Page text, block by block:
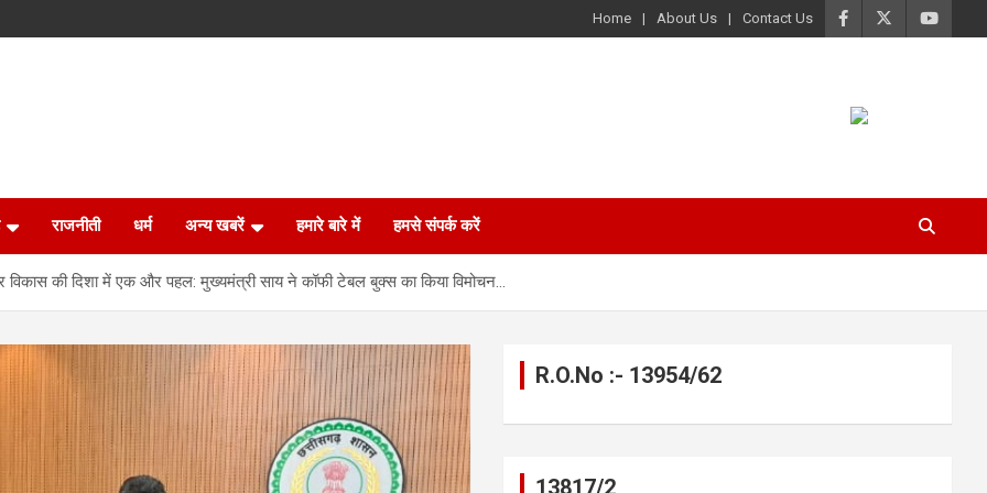
Home About Us Contact Us
राजनीती धर्म अन्य खबरें हमारे बारे में हमसे संपर्क करें
विकास की दिशा में एक और पहल: मुख्यमंत्री साय ने कॉफी टेबल बुक्स का किया विमोचन…
R.O.No :- 13954/62
13817/2